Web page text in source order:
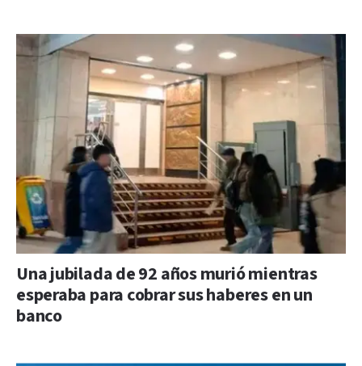
Una jubilada de 92 años murió mientras
esperaba para cobrar sus haberes en un
banco